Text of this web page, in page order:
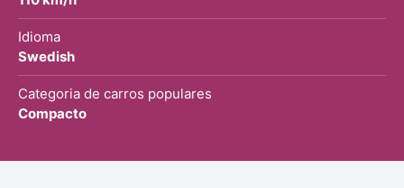
Idioma
Swedish
Categoria de carros populares
Compacto